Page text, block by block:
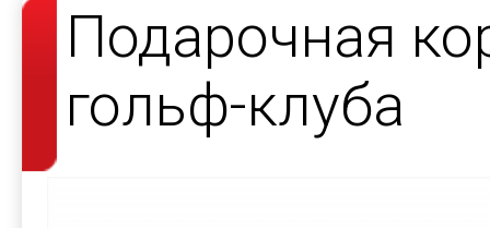
Подарочная
гольф-клуба